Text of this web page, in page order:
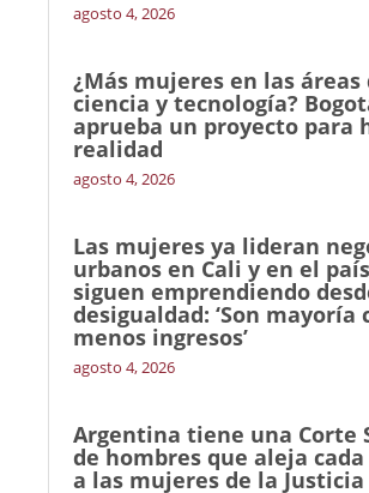
agosto 4, 2026
¿Más mujeres en las áreas
ciencia y tecnología?
aprueba un proyecto para
realidad
agosto 4, 2026
Las mujeres ya lideran
urbanos en Cali y en el
siguen emprendiendo
desigualdad: ‘Son mayoría
menos ingresos’
agosto 4, 2026
Argentina tiene una Corte
de hombres que aleja cada
a las mujeres de la Justicia